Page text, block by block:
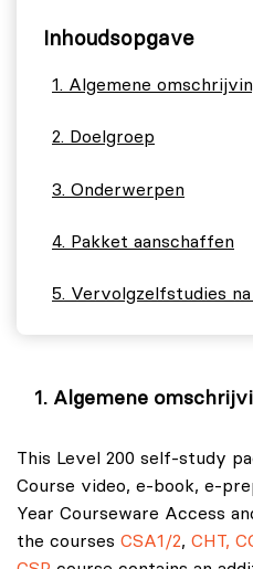
Inhoudsopgave
Algemene
Doelgroep
Onderwerpen
Pakket aanschaffen
Vervolgzelfstudies
Algemene
This Level 200 self-study
Course video, e-book, e-
Year Courseware Access
the courses CSA1/2, CHT,